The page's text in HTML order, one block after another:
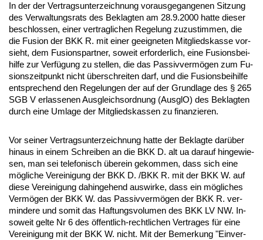
In der der Ver­trags­un­ter­zeich­nung vor­aus­ge­gan­ge­nen Sit­zung
des Ver­wal­tungs­rats des Be­klag­ten am 28.9.2000 hat­te die­ser
be­schlos­sen, ei­ner ver­trag­li­chen Re­ge­lung zu­zu­stim­men, die
die Fu­si­on der BKK R. mit ei­ner ge­eig­ne­ten Mit­glieds­kas­se vor­
sieht, dem Fu­si­ons­part­ner, so­weit er­for­der­lich, ei­ne Fu­si­ons­bei­
hil­fe zur Verfügung zu stel­len, die das Pas­siv­vermögen zum Fu­
si­ons­zeit­punkt nicht über­schrei­ten darf, und die Fu­si­ons­bei­hil­fe
ent­spre­chend den Re­ge­lun­gen der auf der Grund­la­ge des § 265
SGB V er­las­se­nen Aus­gleichs­ord­nung (Aus­glO) des Be­klag­ten
durch ei­ne Um­la­ge der Mit­glieds­kas­sen zu fi­nan­zie­ren.
Vor sei­ner Ver­trags­un­ter­zeich­nung hat­te der Be­klag­te darüber
hin­aus in ei­nem Schrei­ben an die BKK D. alt ua dar­auf hin­ge­wie­
sen, man sei te­le­fo­nisch übe­rein ge­kom­men, dass sich ei­ne
mögli­che Ver­ei­ni­gung der BKK D. /BKK R. mit der BKK W. auf
die­se Ver­ei­ni­gung da­hin­ge­hend aus­wir­ke, dass ein mögli­ches
Vermögen der BKK W. das Pas­siv­vermögen der BKK R. ver­
min­de­re und so­mit das Haf­tungs­vo­lu­men des BKK LV NW. In­
so­weit gel­te Nr 6 des öffent­lich-recht­li­chen Ver­tra­ges für ei­ne
Ver­ei­ni­gung mit der BKK W. nicht. Mit der Be­mer­kung "Ein­ver­